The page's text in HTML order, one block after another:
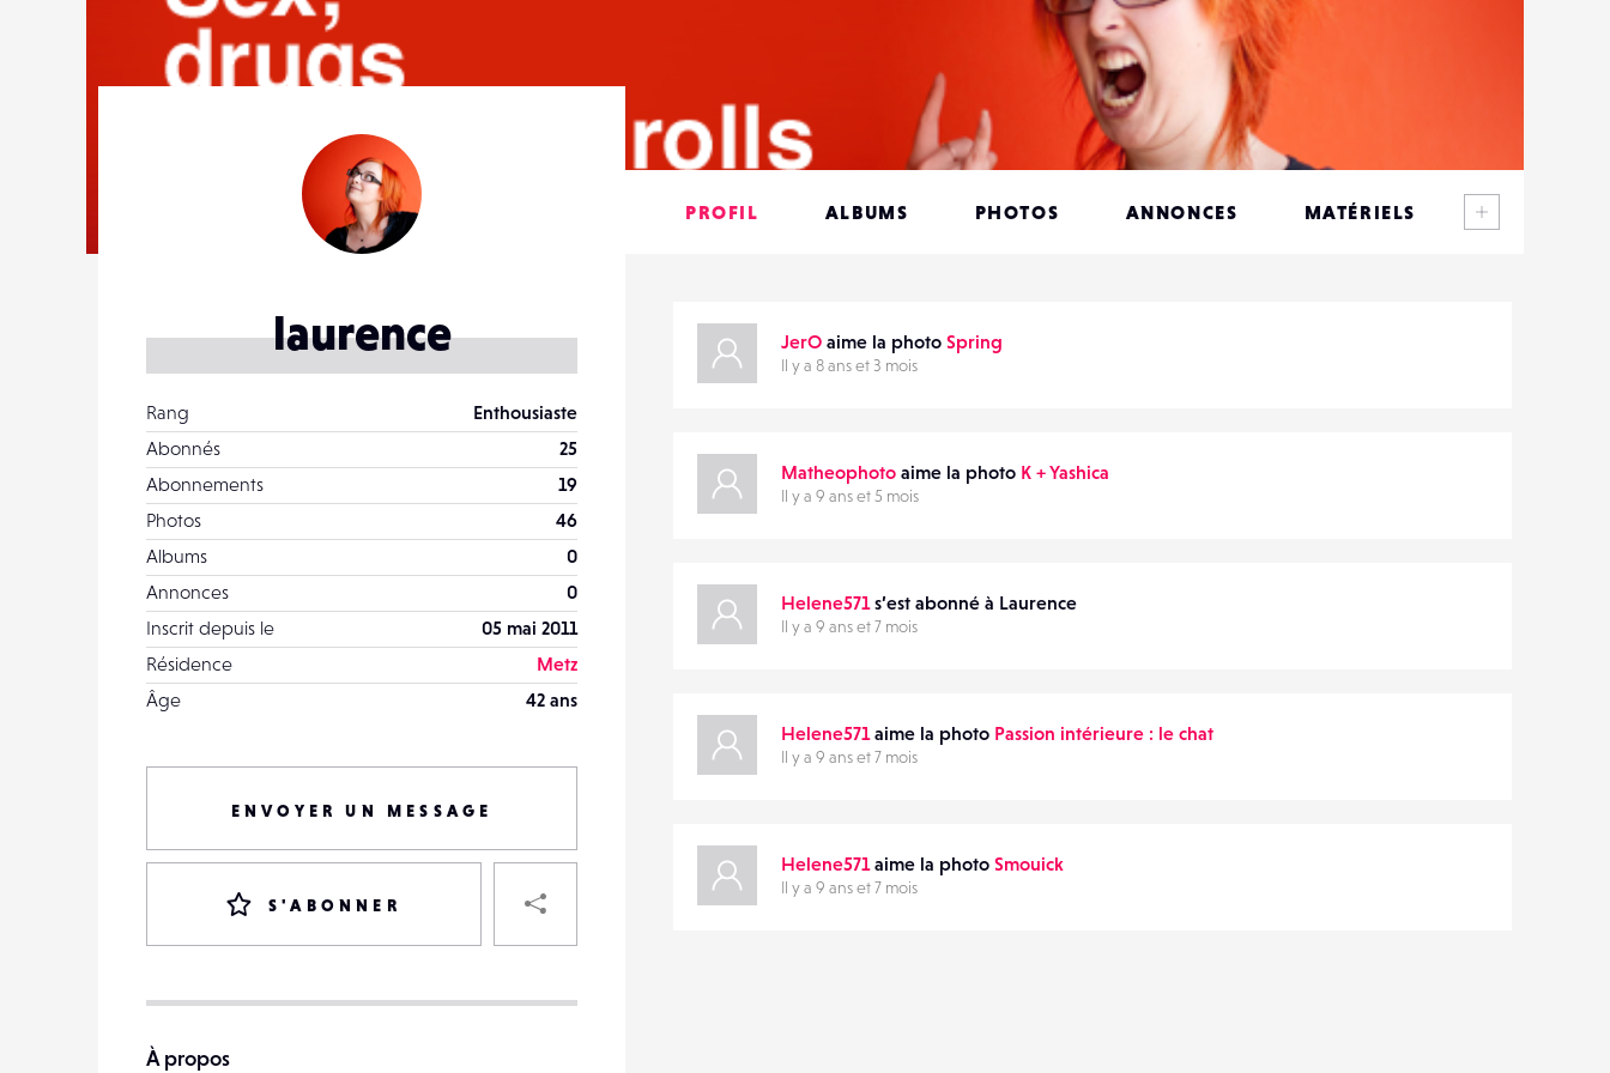
laurence
Rang
Enthousiaste
Abonnés
25
Abonnements
19
Photos
46
Albums
0
Annonces
0
Inscrit depuis le
05 mai 2011
Résidence
Metz
Âge
42 ans
ENVOYER UN MESSAGE
S'ABONNER
À propos
PROFIL ALBUMS PHOTOS ANNONCES MATÉRIELS
JerO aime la photo Spring
Il y a 8 ans et 3 mois
Matheophoto aime la photo K + Yashica
Il y a 9 ans et 5 mois
Helene571s’est abonné à Laurence
Il y a 9 ans et 7 mois
Helene571aime la photo Passion intérieure : le chat
Il y a 9 ans et 7 mois
Helene571aime la photo Smouick
Il y a 9 ans et 7 mois